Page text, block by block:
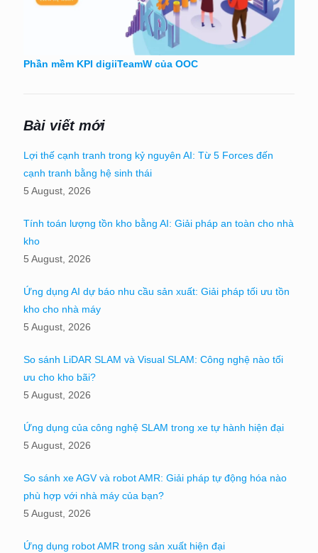
Phần mềm KPI digiiTeamW của OOC
Bài viết mới
Lợi thế cạnh tranh trong kỷ nguyên AI: Từ 5 Forces đến
cạnh tranh bằng hệ sinh thái
5 August, 2026
Tính toán lượng tồn kho bằng AI: Giải pháp an toàn cho nhà
kho
5 August, 2026
Ứng dụng AI dự báo nhu cầu sản xuất: Giải pháp tối ưu tồn
kho cho nhà máy
5 August, 2026
So sánh LiDAR SLAM và Visual SLAM: Công nghệ nào tối
ưu cho kho bãi?
5 August, 2026
Ứng dụng của công nghệ SLAM trong xe tự hành hiện đại
5 August, 2026
So sánh xe AGV và robot AMR: Giải pháp tự động hóa nào
phù hợp với nhà máy của bạn?
5 August, 2026
Ứng dụng robot AMR trong sản xuất hiện đại